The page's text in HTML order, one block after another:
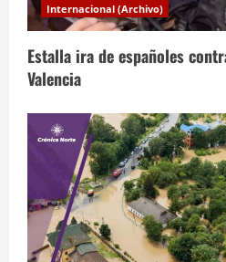
a
s
Internacional (Archivo)
Estalla ira de españoles
Valencia